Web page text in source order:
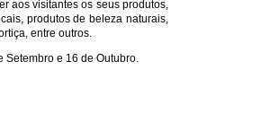
aos visitantes os seus produtos,
produtos de beleza naturais,
entre outros.
Setembro e 16 de Outubro.